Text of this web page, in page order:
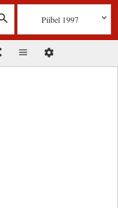
Piibel 1997